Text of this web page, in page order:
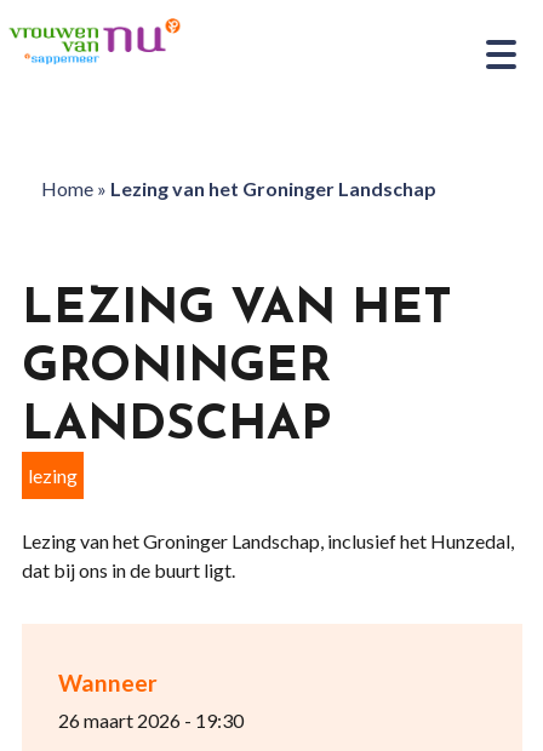
Home» Lezing van het Groninger Landschap
Wanneer
26 maart 2026 - 19:30
LEZING VAN HET
GRONINGER
LANDSCHAP
lezing
Lezing van het Groninger Landschap, inclusief het Hunzedal,
dat bij ons in de buurt ligt.